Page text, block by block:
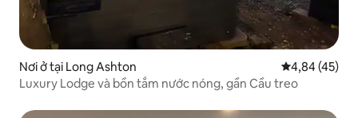
Nơi ở tại Long Ashton Xếp hạng
4,84 (45)
Luxury Lodge và bồn tắm nước nóng, gần Cầu treo